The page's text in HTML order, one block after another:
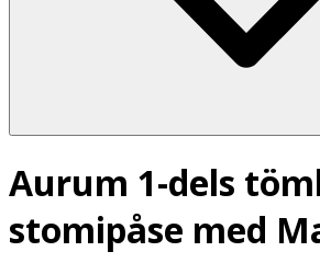
Aurum 1-dels
stomipåse med